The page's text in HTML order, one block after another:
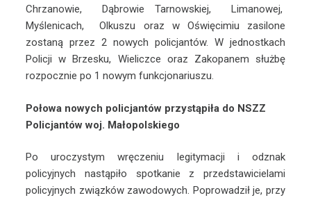
Chrzanowie, Dąbrowie Tarnowskiej, Limanowej,
Myślenicach, Olkuszu oraz w Oświęcimiu zasilone
zostaną przez 2 nowych policjantów. W jednostkach
Policji w Brzesku, Wieliczce oraz Zakopanem służbę
rozpocznie po 1 nowym funkcjonariuszu.
Połowa nowych policjantów przystąpiła do NSZZ
Policjantów woj. Małopolskiego
Po uroczystym wręczeniu legitymacji i odznak
policyjnych nastąpiło spotkanie z przedstawicielami
policyjnych związków zawodowych. Poprowadził je, przy